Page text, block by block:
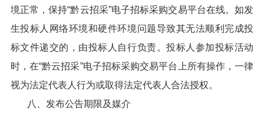
境正常，保持“黔云招采”电子招标采购交易平台在线。如发
生投标人网络环境和硬件环境问题导致其无法顺利完成投
标文件递交的，由投标人自行负责。投标人参加投标活动
时，在“黔云招采”电子招标采购交易平台上所有操作，一律
视为法定代表人行为或取得法定代表人合法授权。
八、发布公告期限及媒介